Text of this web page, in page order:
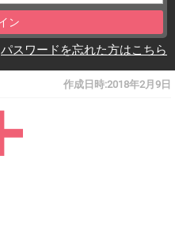
パスワードを忘れた方はこちら
作成日時:2018年2月9日